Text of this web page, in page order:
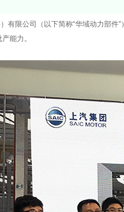
有限公司（以下简称“华域动力部
能力。